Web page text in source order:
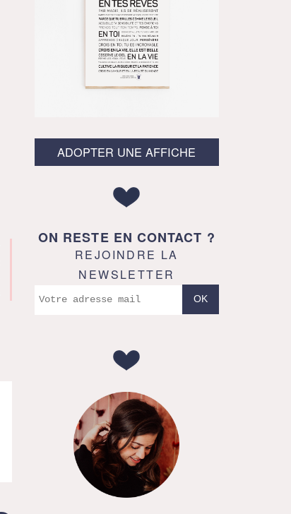
ADOPTER UNE AFFICHE
ON RESTE EN CONTACT ?
REJOINDRE LA
NEWSLETTER